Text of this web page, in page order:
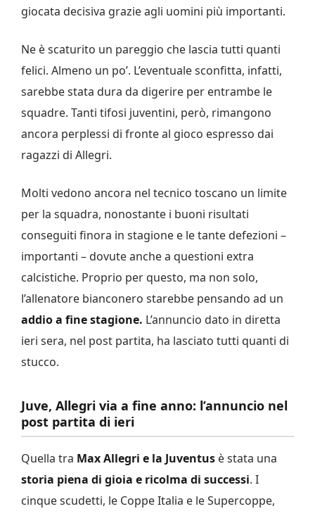
giocata decisiva grazie agli uomini più importanti.
Ne è scaturito un pareggio che lascia tutti quanti
felici. Almeno un po’. L’eventuale sconfitta, infatti,
sarebbe stata dura da digerire per entrambe le
squadre. Tanti tifosi juventini, però, rimangono
ancora perplessi di fronte al gioco espresso dai
ragazzi di Allegri.
Molti vedono ancora nel tecnico toscano un limite
per la squadra, nonostante i buoni risultati
conseguiti finora in stagione e le tante defezioni –
importanti – dovute anche a questioni extra
calcistiche. Proprio per questo, ma non solo,
l’allenatore bianconero starebbe pensando ad un
addio a fine stagione. L’annuncio dato in diretta
ieri sera, nel post partita, ha lasciato tutti quanti di
stucco.
Juve, Allegri via a fine anno: l’annuncio nel
post partita di ieri
Quella tra Max Allegri e la Juventus è stata una
storia piena di gioia e ricolma di successi. I
cinque scudetti, le Coppe Italia e le Supercoppe,